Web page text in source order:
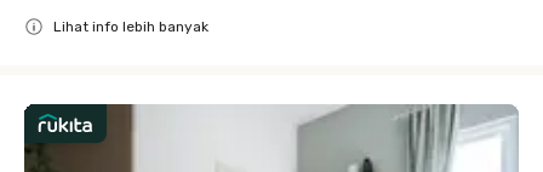
Lihat info lebih banyak